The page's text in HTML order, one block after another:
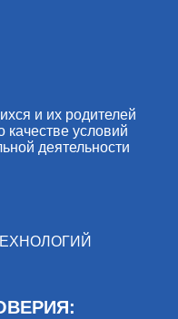
и их родителей
качестве условий
деятельности